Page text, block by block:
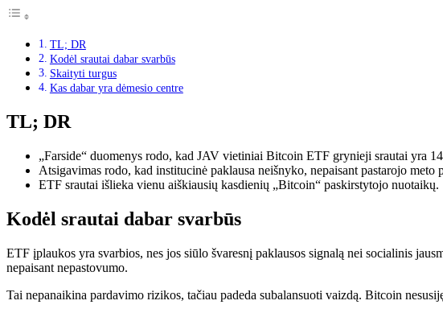
TL; DR
Kodėl srautai dabar svarbūs
Skaityti turgus
Kas dabar yra dėmesio centre
TL; DR
„Farside“ duomenys rodo, kad JAV vietiniai Bitcoin ETF grynieji srautai yra
Atsigavimas rodo, kad institucinė paklausa neišnyko, nepaisant pastarojo meto
ETF srautai išlieka vienu aiškiausių kasdienių „Bitcoin“ paskirstytojo nuotaikų.
Kodėl srautai dabar svarbūs
ETF įplaukos yra svarbios, nes jos siūlo švaresnį paklausos signalą nei socialinis
nepaisant nepastovumo.
Tai nepanaikina pardavimo rizikos, tačiau padeda subalansuoti vaizdą. Bitcoin